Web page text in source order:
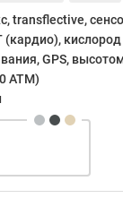
transflective,
кислород
GPS,
ATM)